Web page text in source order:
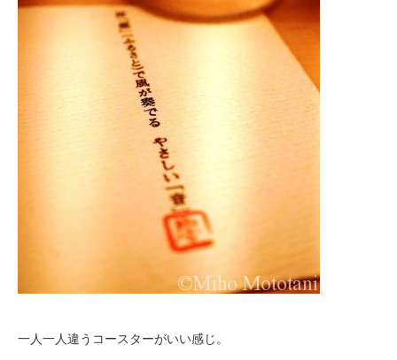
一人一人違うコースターがいい感じ。